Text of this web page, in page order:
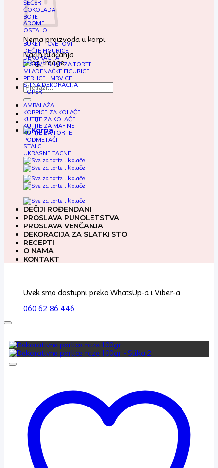
Nema proizvoda u korpi.
Način plaćanja
Pretraga
za:
ŠEĆERI
ČOKOLADA
BOJE
AROME
OSTALO
BUKETI I CVETOVI
DEČJE FIGURICE
DEKORACIJA
JESTIVE SLIKE ZA TORTE
MLADENAČKE FIGURICE
PERLICE I MRVICE
SITNA DEKORACIJA
TOPERI
AMBALAŽA
KORPICE ZA KOLAČE
KUTIJE ZA KOLAČE
KUTIJE ZA MAFINE
KUTIJE ZA TORTE
PODMETAČI
STALCI
UKRASNE TACNE
DEČIJI ROĐENDANI
PROSLAVA PUNOLETSTVA
PROSLAVA VENČANJA
DEKORACIJA ZA SLATKI STO
RECEPTI
O NAMA
KONTAKT
Uvek smo dostupni preko WhatsUp-a i Viber-a
060 62 86 446